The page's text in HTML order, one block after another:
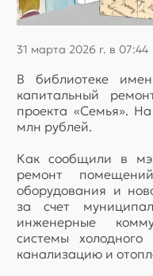
31 марта 2026 г. в 07:44
В библиотеке
капитальный
проекта «Семья».
млн рублей.
Как сообщили в
ремонт
оборудования и
за счет
инженерные
системы
канализацию и